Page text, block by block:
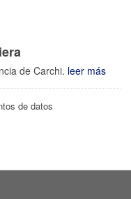
de Carchi. leer más
de datos